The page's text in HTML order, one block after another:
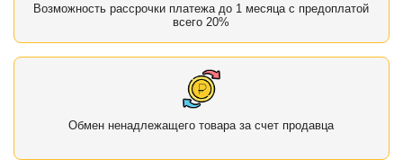
Возможность рассрочки платежа до 1 месяца с предоплатой
всего 20%
Обмен ненадлежащего товара за счет продавца